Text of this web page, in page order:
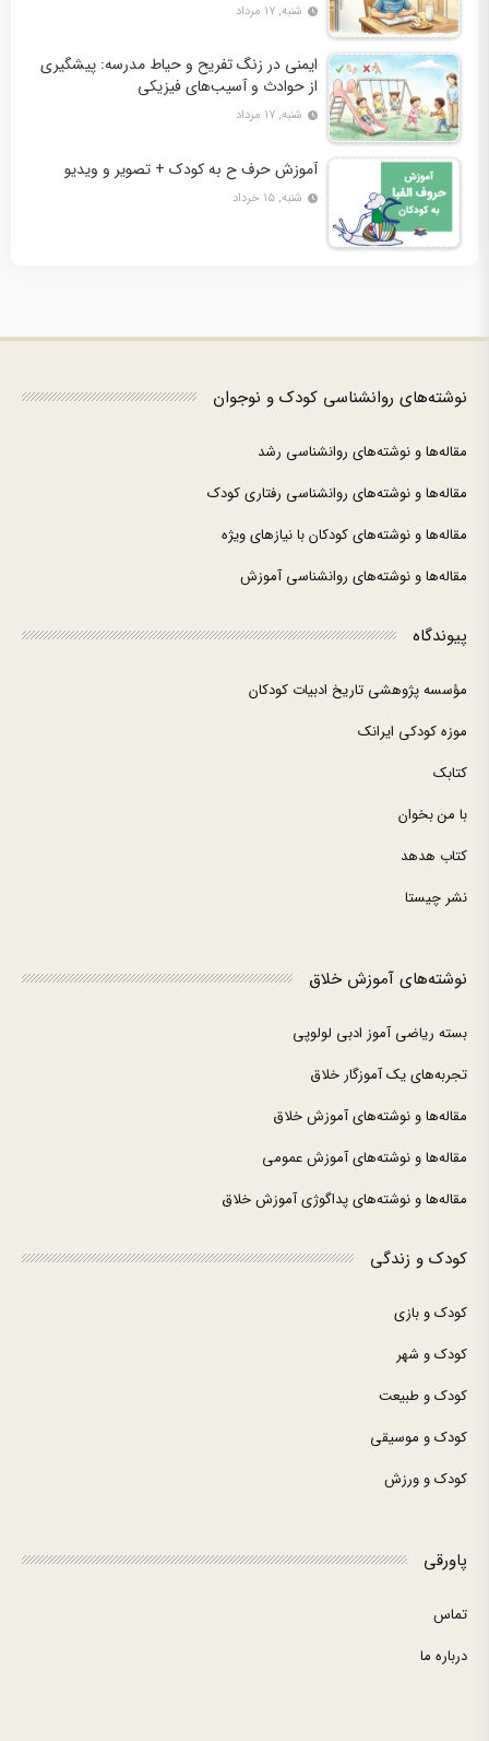
شنبه, ۱۷ مرداد
ایمنی در زنگ تفریح و حیاط مدرسه: پیشگیری
از حوادث و آسیب‌های فیزیکی
شنبه, ۱۷ مرداد
آموزش حرف ح به کودک + تصویر و ویدیو
شنبه, ۱۵ خرداد
نوشته‌های روانشناسی کودک و نوجوان
مقاله‌ها و نوشته‌های روانشناسی رشد
مقاله‌ها و نوشته‌های روانشناسی رفتاری کودک
مقاله‌ها و نوشته‌های کودکان با نیازهای ویژه
مقاله‌ها و نوشته‌های روانشناسی آموزش
پیوندگاه
مؤسسه پژوهشی تاریخ ادبیات کودکان
موزه کودکی ایرانک
کتابک
با من بخوان
کتاب هدهد
نشر چیستا
نوشته‌های آموزش خلاق
بسته ریاضی آموز ادبی لولوپی
تجربه‌های یک آموزگار خلاق
مقاله‌ها و نوشته‌های آموزش خلاق
مقاله‌ها و نوشته‌های آموزش عمومی
مقاله‌ها و نوشته‌های پداگوژی آموزش خلاق
کودک و زندگی
کودک و بازی
کودک و شهر
کودک و طبیعت
کودک و موسیقی
کودک و ورزش
پاورقی
تماس
درباره ما